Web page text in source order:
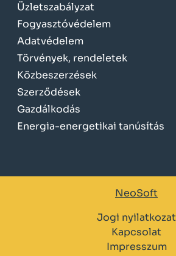
Üzletszabályzat
Fogyasztóvédelem
Adatvédelem
Törvények, rendeletek
Közbeszerzések
Szerződések
Gazdálkodás
Energia-energetikai tanúsítás
NeoSoft
Jogi nyilatkozat
Kapcsolat
Impresszum